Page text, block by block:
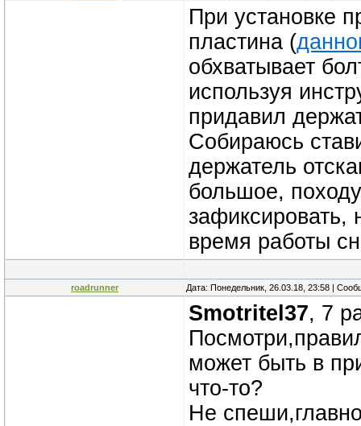
При установке
пластина (
обхватывает
используя
придавил
Собираюсь
держатель
большое,
зафиксировать,
время работы
roadrunner Дата: Понедельник, 26.03.18, 23:58 |
Smotritel37, 7
может быть в
что-то?
Не